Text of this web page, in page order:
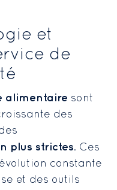
et
de
alimentaire sont
des
plus strictes. Ces
constante
et des outils